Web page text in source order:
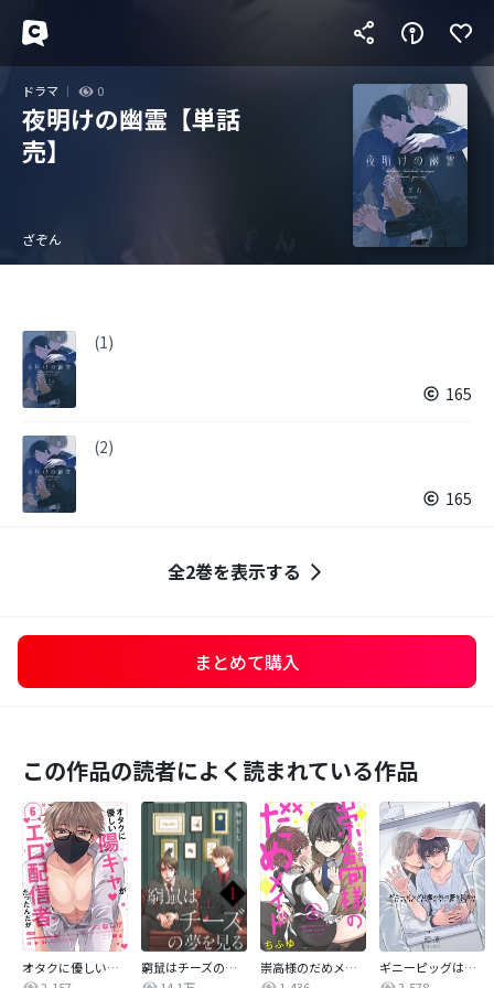
ドラマ 0
夜明けの幽霊【単話
売】
ざぞん
(1)
165
(2)
165
全2巻を表示する
まとめて購入
この作品の読者によく読まれている作品
オタクに優しい陽キャがエロ配信者だったんだが【単話売】
窮鼠はチーズの夢を見る【単話】
崇高様のだめメイド 【単話売】
ギニーピッグは檻の外の夢を見ない【単話売】